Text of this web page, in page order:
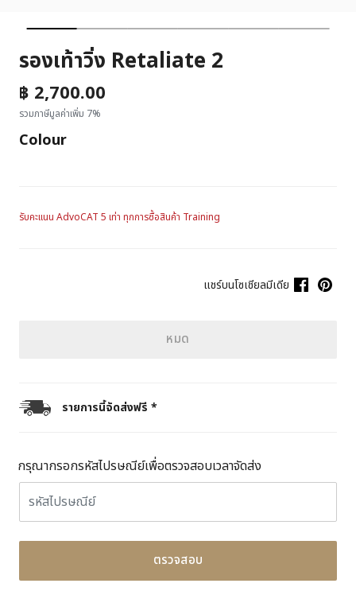
รองเท้าวิ่ง Retaliate 2
฿ 2,700.00
รวมภาษีมูลค่าเพิ่ม 7%
Colour
รับคะแนน AdvoCAT 5 เท่า ทุกการซื้อสินค้า Training
แชร์บนโซเชียลมีเดีย
หมด
รายการนี้จัดส่งฟรี *
กรุณากรอกรหัสไปรษณีย์เพื่อตรวจสอบเวลาจัดส่ง
ตรวจสอบ